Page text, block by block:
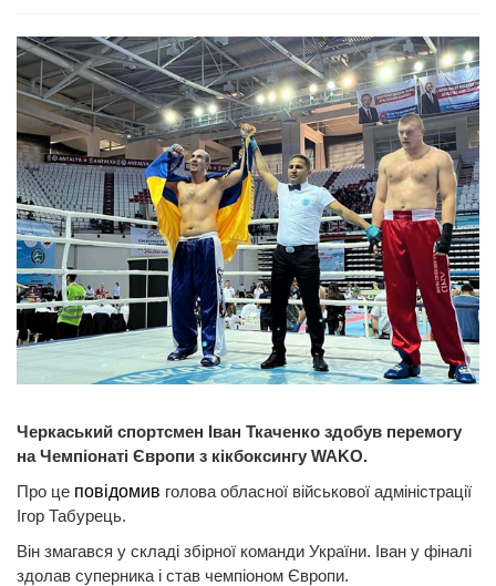
Черкаський спортсмен Іван Ткаченко здобув перемогу
на Чемпіонаті Європи з кікбоксингу WAKO.
Про це повідомив голова обласної військової адміністрації
Ігор Табурець.
Він змагався у складі збірної команди України. Іван у фіналі
здолав суперника і став чемпіоном Європи.